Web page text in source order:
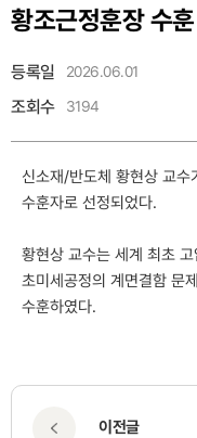
황조근정훈장 수훈
등록일 2026.06.01
조회수 3194
신소재/반도체 황현상 교
수훈자로 선정되었다.
황현상 교수는 세계 최초
초미세공정의 계면결함 문
수훈하였다.
이전글